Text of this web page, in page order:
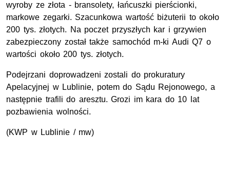
wyroby ze złota - bransolety, łańcuszki pierścionki,
markowe zegarki. Szacunkowa wartość biżuterii to około
200 tys. złotych. Na poczet przyszłych kar i grzywien
zabezpieczony został także samochód m-ki Audi Q7 o
wartości około 200 tys. złotych.
Podejrzani doprowadzeni zostali do prokuratury
Apelacyjnej w Lublinie, potem do Sądu Rejonowego, a
następnie trafili do aresztu. Grozi im kara do 10 lat
pozbawienia wolności.
(KWP w Lublinie / mw)